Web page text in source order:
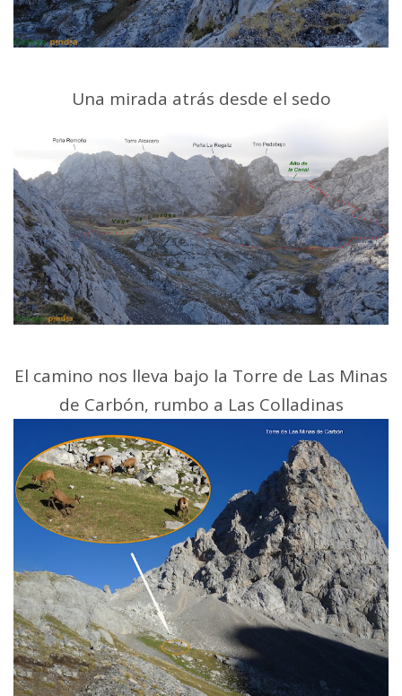
Una mirada atrás desde el sedo
El camino nos lleva bajo la Torre de Las Minas
de Carbón, rumbo a Las Colladinas